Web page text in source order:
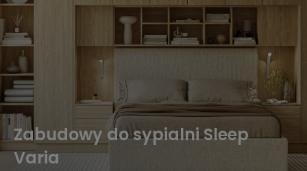
Zabudowy do sypialni Sleep
Varia